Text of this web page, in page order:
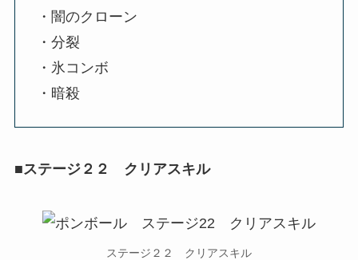
・闇のクローン
・分裂
・氷コンボ
・暗殺
■ステージ２２ クリアスキル
ステージ２２ クリアスキル